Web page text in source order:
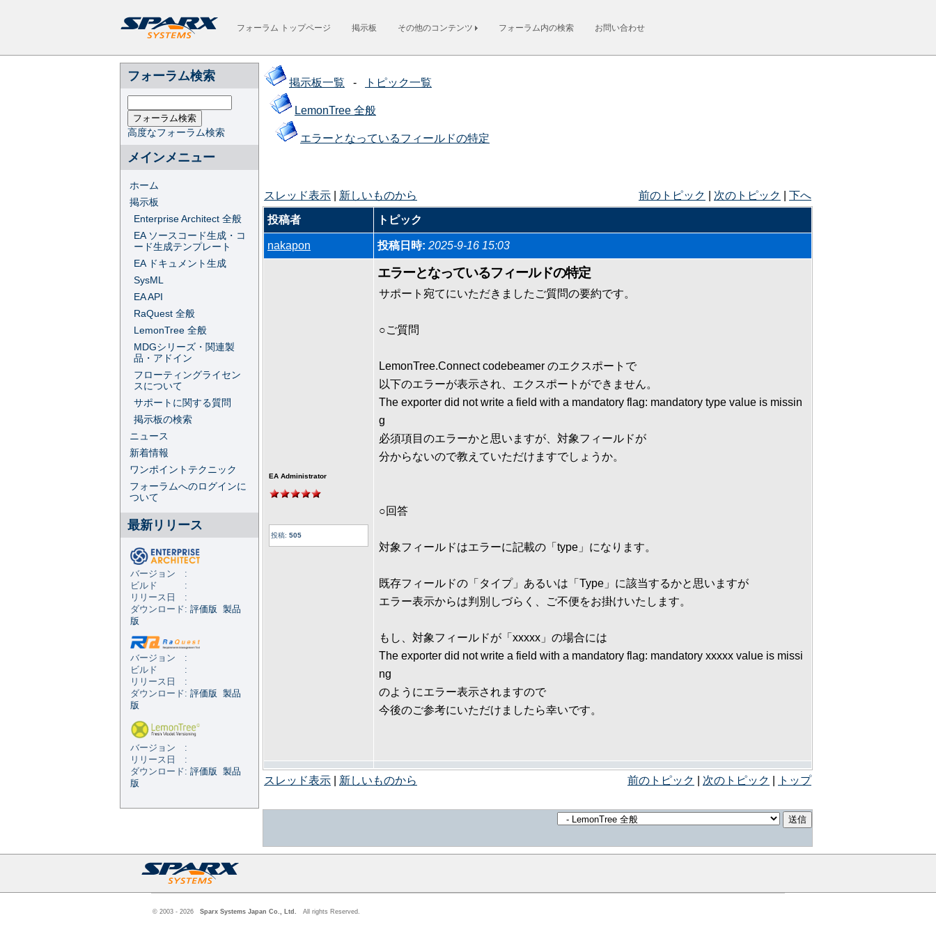
フォーラム トップページ 掲示板 その他のコンテンツ フォーラム内の検索 お問い合わせ
フォーラム検索
高度なフォーラム検索
メインメニュー
ホーム
掲示板
Enterprise Architect 全般
EA ソースコード生成・コ
ード生成テンプレート
EA ドキュメント生成
SysML
EA API
RaQuest 全般
LemonTree 全般
MDGシリーズ・関連製
品・アドイン
フローティングライセン
スについて
サポートに関する質問
掲示板の検索
ニュース
新着情報
ワンポイントテクニック
フォーラムへのログインに
ついて
最新リリース
バージョン :
ビルド :
リリース日 :
ダウンロード: 評価版
製品
版
バージョン :
ビルド :
リリース日 :
ダウンロード: 評価版
製品
版
バージョン :
リリース日 :
ダウンロード: 評価版
製品
版
掲示板一覧 - トピック一覧
LemonTree 全般
エラーとなっているフィールドの特定
スレッド表示 新しいものから 前のトピック 次のトピック 下へ
投稿者 トピック
nakapon 投稿日時: 2025-9-16 15:03
EA Administrator
投稿: 505
エラーとなっているフィールドの特定
サポート宛てにいただきましたご質問の要約です。
○ご質問
LemonTree.Connect codebeamer のエクスポートで
以下のエラーが表示され、エクスポートができません。
The exporter did not write a field with a mandatory flag: mandatory type value is missin
g
必須項目のエラーかと思いますが、対象フィールドが
分からないので教えていただけますでしょうか。
○回答
対象フィールドはエラーに記載の「type」になります。
既存フィールドの「タイプ」あるいは「Type」に該当するかと思いますが
エラー表示からは判別しづらく、ご不便をお掛けいたします。
もし、対象フィールドが「xxxxx」の場合には
The exporter did not write a field with a mandatory flag: mandatory xxxxx value is missi
ng
のようにエラー表示されますので
今後のご参考にいただけましたら幸いです。
スレッド表示 新しいものから 前のトピック 次のトピック トップ
© 2003 - 2026 Sparx Systems Japan Co., Ltd. All rights Reserved.